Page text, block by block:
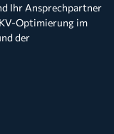
Ihr Ansprechpartner
Optimierung im
der